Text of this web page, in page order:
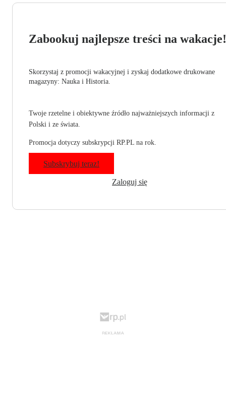
Zabookuj najlepsze treści na wakacje!
Skorzystaj z promocji wakacyjnej i zyskaj dodatkowe drukowane
magazyny: Nauka i Historia.
Twoje rzetelne i obiektywne źródło najważniejszych informacji z
Polski i ze świata.
Promocja dotyczy subskrypcji RP.PL na rok.
Subskrybuj teraz!
Zaloguj się